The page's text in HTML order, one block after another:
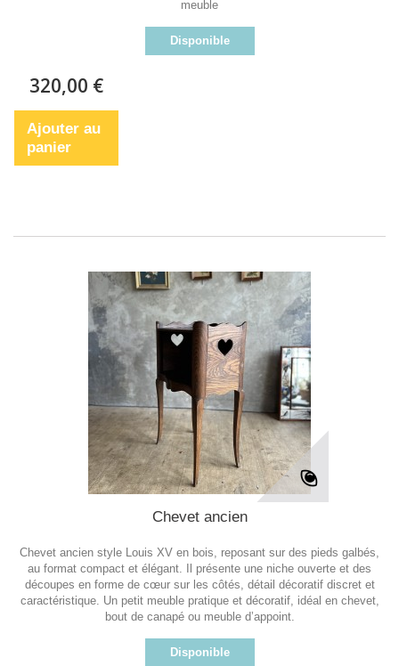
meuble
Disponible
320,00 €
Ajouter au
panier
Chevet ancien
Chevet ancien style Louis XV en bois, reposant sur des pieds galbés,
au format compact et élégant. Il présente une niche ouverte et des
découpes en forme de cœur sur les côtés, détail décoratif discret et
caractéristique. Un petit meuble pratique et décoratif, idéal en chevet,
bout de canapé ou meuble d’appoint.
Disponible